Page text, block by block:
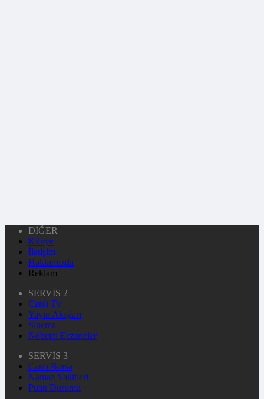
DİĞER
Künye
İletişim
Hakkımızda
Reklam
SERVİS 2
Canlı Tv
Yayın Akışları
Sinema
Nöbetçi Eczaneler
SERVİS 3
Canlı Borsa
Namaz Vakitleri
Puan Durumu